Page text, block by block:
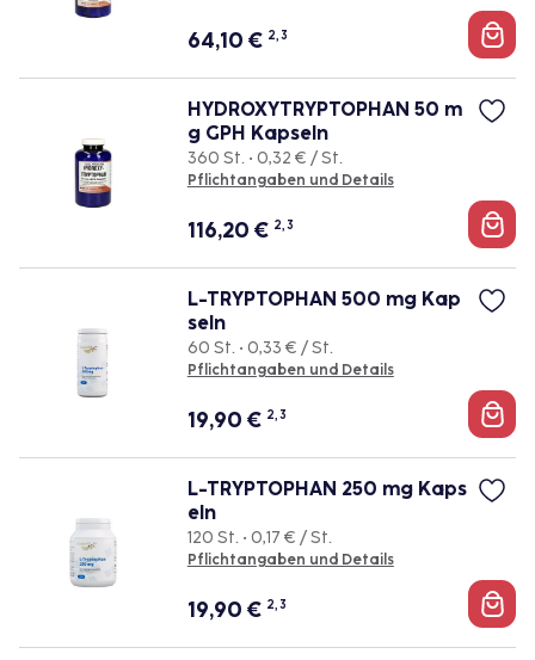
64,10 € 2, 3
HYDROXYTRYPTOPHAN 50 m
g GPH Kapseln
360 St. • 0,32 € / St.
Pflichtangaben und Details
116,20 € 2, 3
L-TRYPTOPHAN 500 mg Kap
seln
60 St. • 0,33 € / St.
Pflichtangaben und Details
19,90 € 2, 3
L-TRYPTOPHAN 250 mg Kaps
eln
120 St. • 0,17 € / St.
Pflichtangaben und Details
19,90 € 2, 3